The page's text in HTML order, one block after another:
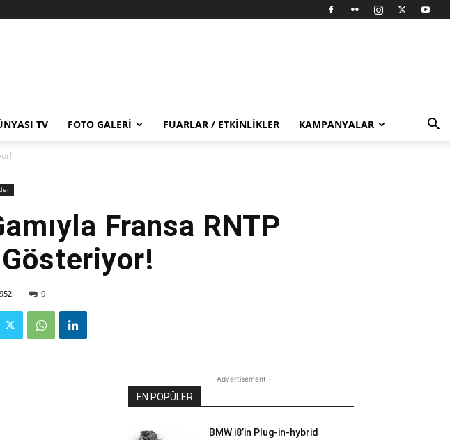
TV FOTO GALERI FUARLAR / ETKINLIKLER KAMPANYALAR
Fransa RNTP
Gösteriyor!
0
- Advertisement -
EN POPÜLER
BMW i8’in Plug-in-hybrid